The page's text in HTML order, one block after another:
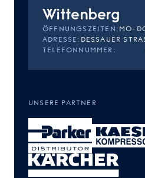
Wittenberg
ÖFFNUNGSZEITEN :
ADRESSE :
TELEFONNUMMER :
UNSERE PARTNER